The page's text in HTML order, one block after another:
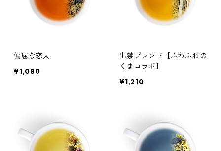
偏屈な恋人
¥1,080
出禁ブレンド【ふわふわの
くまコラボ】
¥1,210